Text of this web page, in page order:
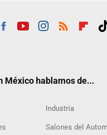
México hablamos de...
Industria
Salones del